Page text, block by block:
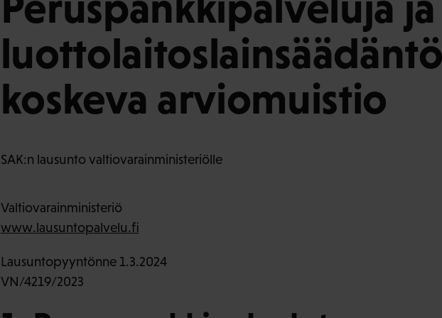
koskeva arviomuistio
SAK:n lausunto valtiovarainministeriölle
Valtiovarainministeriö
www.lausuntopalvelu.fi
Lausuntopyyntönne 1.3.2024
VN/4219/2023